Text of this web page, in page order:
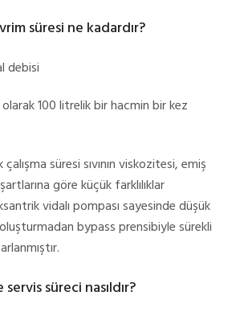
süresi ne kadardır?
debisi
100 litrelik bir hacmin bir kez
süresi sıvının viskozitesi, emiş
göre küçük farklılıklar
vidalı pompası sayesinde düşük
bypass prensibiyle sürekli
süreci nasıldır?